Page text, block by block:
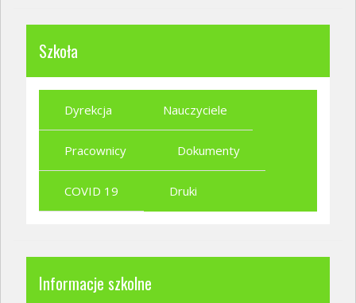
Szkoła
Dyrekcja Nauczyciele
Pracownicy Dokumenty
COVID 19 Druki
Informacje szkolne